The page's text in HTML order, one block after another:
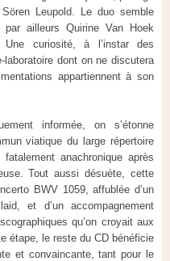
Leupold. Le duo semble
par ailleurs Quirine Van Hoek
curiosité, à l’instar des
dont on ne discutera
appartiennent à son
informée, on s’étonne
viatique du large répertoire
anachronique après
Tout aussi désuète, cette
BWV 1059, affublée d’un
et d’un accompagnement
qu’on croyait aux
étape, le reste du CD bénéficie
et convaincante, tant pour le